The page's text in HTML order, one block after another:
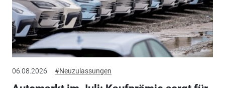
06.08.2026 #Neuzulassungen